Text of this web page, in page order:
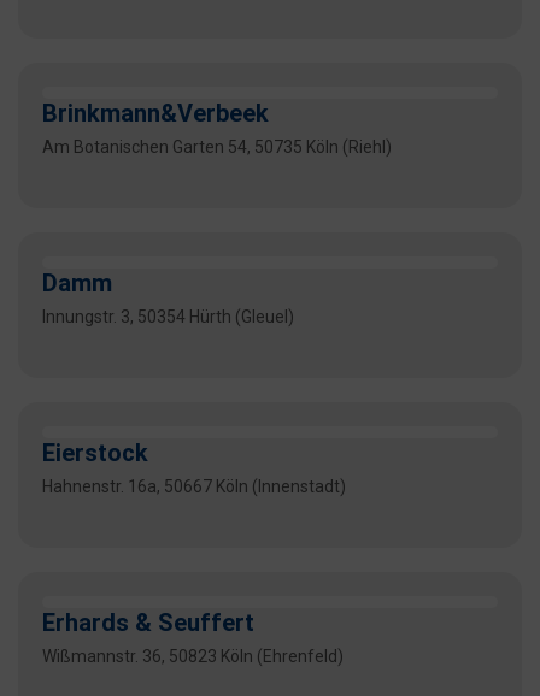
Brinkmann&Verbeek
Am Botanischen Garten 54, 50735 Köln (Riehl)
Damm
Innungstr. 3, 50354 Hürth (Gleuel)
Eierstock
Hahnenstr. 16a, 50667 Köln (Innenstadt)
Erhards & Seuffert
Wißmannstr. 36, 50823 Köln (Ehrenfeld)